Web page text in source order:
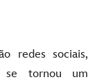
redes sociais,
se tornou um